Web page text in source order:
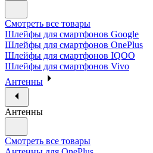
Смотреть все товары
Шлейфы для смартфонов Google
Шлейфы для смартфонов OnePlus
Шлейфы для смартфонов IQOO
Шлейфы для смартфонов Vivo
Антенны
Антенны
Смотреть все товары